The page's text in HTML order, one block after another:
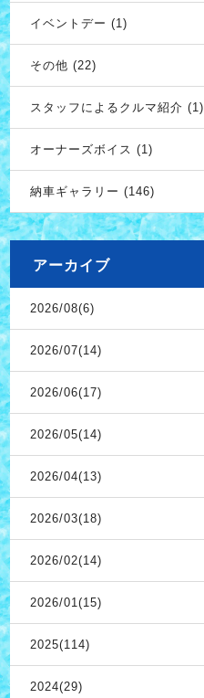
イベントデー (1)
その他 (22)
スタッフによるクルマ紹介 (1)
オーナーズボイス (1)
納車ギャラリー (146)
アーカイブ
2026/08(6)
2026/07(14)
2026/06(17)
2026/05(14)
2026/04(13)
2026/03(18)
2026/02(14)
2026/01(15)
2025(114)
2024(29)